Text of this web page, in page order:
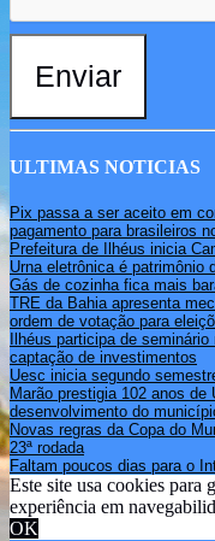
Enviar
ULTIMAS NOTICIAS
Pix passa a ser aceito em
pagamento para brasileiros
Prefeitura de Ilhéus inicia
Urna eletrônica é patrimônio
Gás de cozinha fica mais
TRE da Bahia apresenta
ordem de votação para
Ilhéus participa de
captação de investimentos
Uesc inicia segundo
Marão prestigia 102 anos
desenvolvimento do
Novas regras da Copa do
23ª rodada
Faltam poucos dias para o
Este site usa cookies para
experiência em
OK